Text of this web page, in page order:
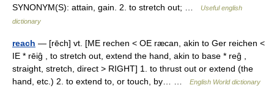
SYNONYM(S): attain, gain. 2. to stretch out; …
Useful english
dictionary
reach — [rēch] vt. [ME rechen < OE ræcan, akin to Ger reichen <
IE * rēiĝ , to stretch out, extend the hand, akin to base * reĝ ,
straight, stretch, direct > RIGHT] 1. to thrust out or extend (the
hand, etc.) 2. to extend to, or touch, by… …
English World dictionary